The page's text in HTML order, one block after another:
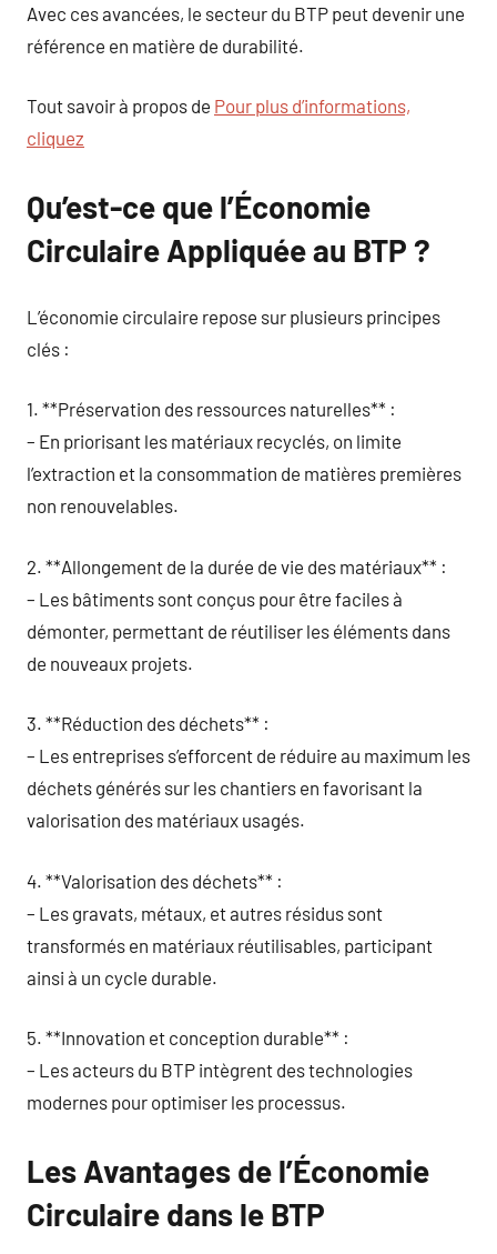
Avec ces avancées, le secteur du BTP peut devenir une
référence en matière de durabilité.
Tout savoir à propos de Pour plus d’informations,
cliquez
Qu’est-ce que l’Économie
Circulaire Appliquée au BTP ?
L’économie circulaire repose sur plusieurs principes
clés :
1. **Préservation des ressources naturelles** :
– En priorisant les matériaux recyclés, on limite
l’extraction et la consommation de matières premières
non renouvelables.
2. **Allongement de la durée de vie des matériaux** :
– Les bâtiments sont conçus pour être faciles à
démonter, permettant de réutiliser les éléments dans
de nouveaux projets.
3. **Réduction des déchets** :
– Les entreprises s’efforcent de réduire au maximum les
déchets générés sur les chantiers en favorisant la
valorisation des matériaux usagés.
4. **Valorisation des déchets** :
– Les gravats, métaux, et autres résidus sont
transformés en matériaux réutilisables, participant
ainsi à un cycle durable.
5. **Innovation et conception durable** :
– Les acteurs du BTP intègrent des technologies
modernes pour optimiser les processus.
Les Avantages de l’Économie
Circulaire dans le BTP